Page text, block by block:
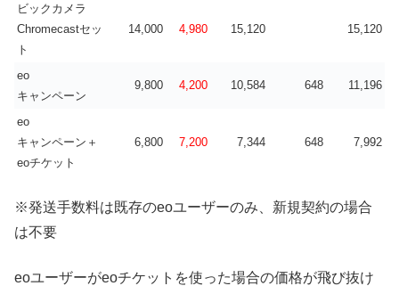
ビックカメラ
Chromecastセッ
ト
14,000 4,980 15,120 15,120
eo
キャンペーン
9,800 4,200 10,584 648 11,196
eo
キャンペーン＋
eoチケット
6,800 7,200 7,344 648 7,992
※発送手数料は既存のeoユーザーのみ、新規契約の場合
は不要
eoユーザーがeoチケットを使った場合の価格が飛び抜け